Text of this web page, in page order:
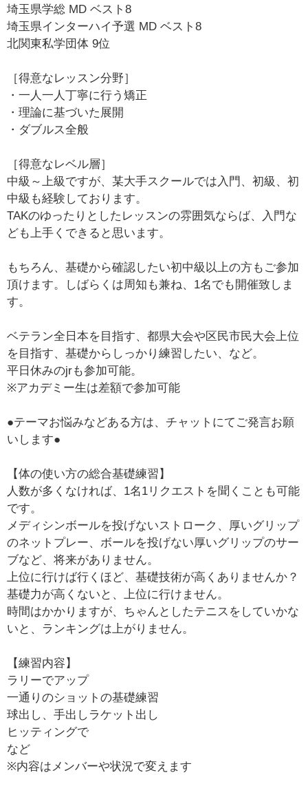
埼玉県学総 MD ベスト8
埼玉県インターハイ予選 MD ベスト8
北関東私学団体 9位
［得意なレッスン分野］
・一人一人丁寧に行う矯正
・理論に基づいた展開
・ダブルス全般
［得意なレベル層］
中級～上級ですが、某大手スクールでは入門、初級、初
中級も経験しております。
TAKのゆったりとしたレッスンの雰囲気ならば、入門な
ども上手くできると思います。
もちろん、基礎から確認したい初中級以上の方もご参加
頂けます。しばらくは周知も兼ね、1名でも開催致しま
す。
ベテラン全日本を目指す、都県大会や区民市民大会上位
を目指す、基礎からしっかり練習したい、など。
平日休みのjrも参加可能。
※アカデミー生は差額で参加可能
●テーマお悩みなどある方は、チャットにてご発言お願
いします●
【体の使い方の総合基礎練習】
人数が多くなければ、1名1リクエストを聞くことも可能
です。
メディシンボールを投げないストローク、厚いグリップ
のネットプレー、ボールを投げない厚いグリップのサー
ブなど、将来がありません。
上位に行けば行くほど、基礎技術が高くありませんか？
基礎力が高くないと、上位に行けません。
時間はかかりますが、ちゃんとしたテニスをしていかな
いと、ランキングは上がりません。
【練習内容】
ラリーでアップ
一通りのショットの基礎練習
球出し、手出しラケット出し
ヒッティングで
など
※内容はメンバーや状況で変えます